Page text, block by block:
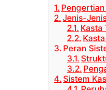
Jenis-
Kasta
Peran
Sistem